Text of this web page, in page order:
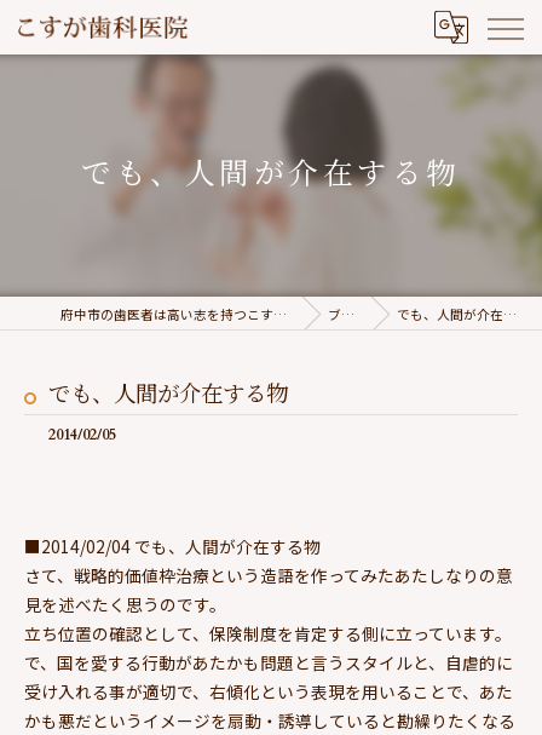
でも、人間が介在する物
府中市の歯医者は高い志を持つこすが歯科医院 ブログ でも、人間が介在する物
でも、人間が介在する物
2014/02/05
■2014/02/04 でも、人間が介在する物
さて、戦略的価値枠治療という造語を作ってみたあたしなりの意
見を述べたく思うのです。
立ち位置の確認として、保険制度を肯定する側に立っています。
で、国を愛する行動があたかも問題と言うスタイルと、自虐的に
受け入れる事が適切で、右傾化という表現を用いることで、あた
かも悪だというイメージを扇動・誘導していると勘繰りたくなる